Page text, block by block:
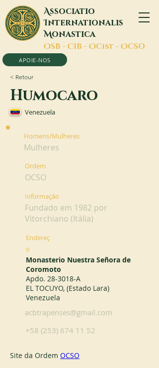
Associatio
Internationalis
Monastica
OSB - CIB - OCist - OCSO
APOIE-NOS
< Retour
Humocaro
Venezuela
Homens/Mulheres
Mulheres
Ordem
OCSO
Informação
Fundado em 1982 por
Vitorchiano (Itália)
Endereç
o
Monasterio Nuestra Señora de
Coromoto
Apdo. 28-3018-A
EL TOCUYO, (Estado Lara)
Venezuela
acbtrapenses@gmail.com
+58 (253) 674 11 52
Site da Ordem OCSO